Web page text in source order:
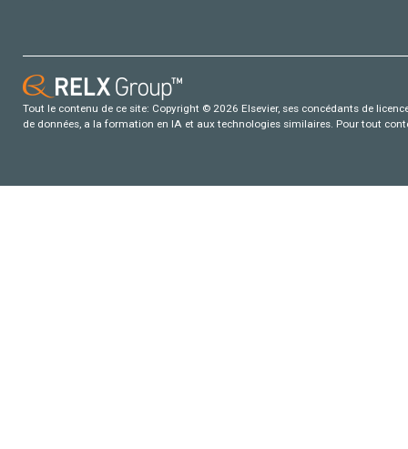
Tout le contenu de ce site: Copyright © 2026 Elsevier, ses concédants de
de données, a la formation en IA et aux technologies similaires. Pour tout